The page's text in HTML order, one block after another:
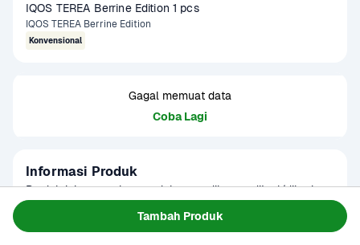
Tambah Produk
IQOS TEREA Berrine Edition 1 pcs
IQOS TEREA Berrine Edition
Konvensional
Gagal memuat data
Coba Lagi
Informasi Produk
Produk ini merupakan produk yang dilarang dijual/diberi
Merokok dapat menyebabkan kanker, serangan jantung,